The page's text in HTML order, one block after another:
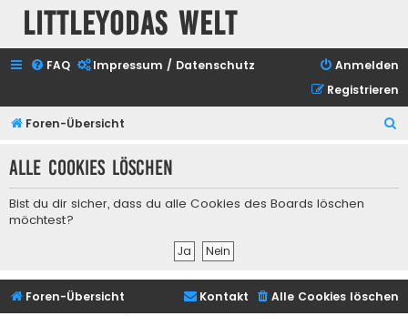
Littleyodas Welt
FAQ Impressum / Datenschutz
Anmelden
Registrieren
Foren-Übersicht
h
Alle Cookies löschen
Bist du dir sicher, dass du alle Cookies des Boards löschen
möchtest?
Foren-Übersicht Alle Cookies löschen
Kontakt